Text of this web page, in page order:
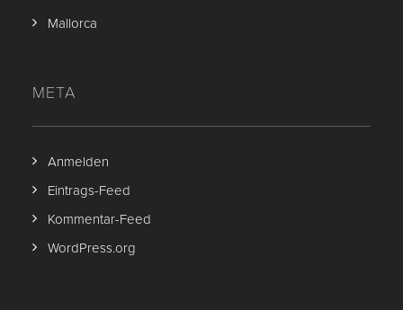
Mallorca
META
Anmelden
Eintrags-Feed
Kommentar-Feed
WordPress.org